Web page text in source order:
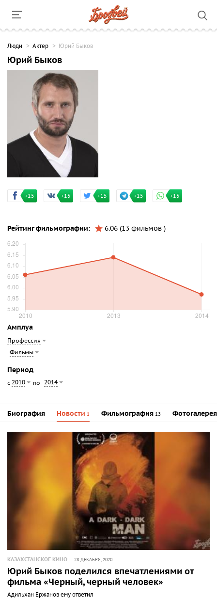
Люди Актер Юрий Быков
Юрий Быков
+15 +15 +15 +15 +15
Рейтинг фильмографии: 6.06 (13 фильмов )
Амплуа
Профессия
Фильмы
Период
с 2010 по 2014
Биография Новости 1 Фильмография 13 Фотогалерея
КАЗАХСТАНСКОЕ КИНО 28 ДЕКАБРЯ, 2020
Юрий Быков поделился впечатлениями от
фильма «Черный, черный человек»
Адильхан Ержанов ему ответил